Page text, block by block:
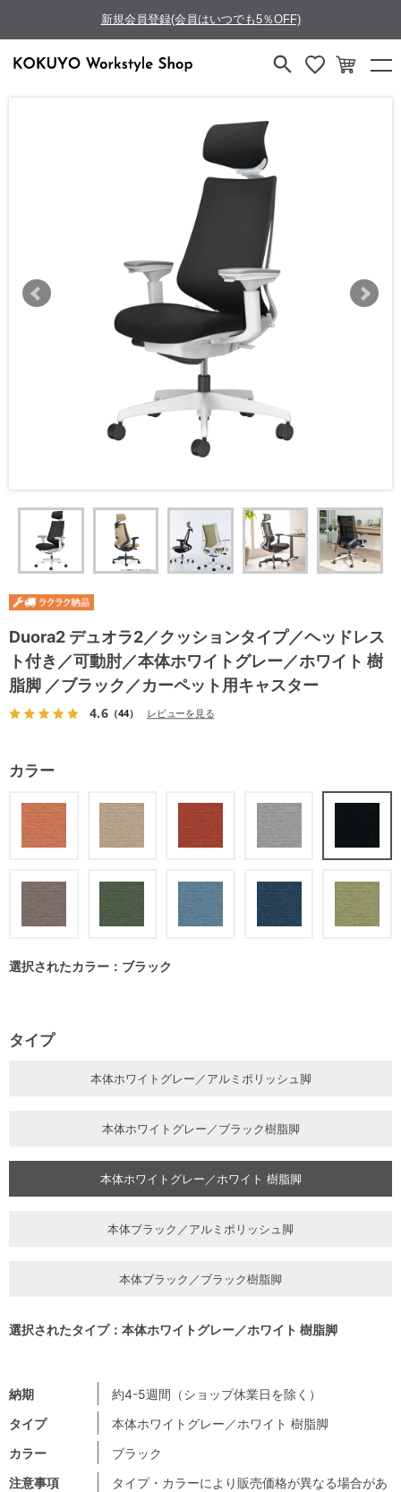
新規会員登録(会員はいつでも5％OFF)
Duora2 デュオラ2／クッションタイプ／ヘッドレス
ト付き／可動肘／本体ホワイトグレー／ホワイト 樹
脂脚 ／ブラック／カーペット用キャスター
4.6（44） レビューを見る
注意事項
タイプ・カラーにより販売価格が異なる場合があ
納期
約4-5週間（ショップ休業日を除く）
タイプ
本体ホワイトグレー／ホワイト 樹脂脚
カラー
ブラック
カラー
選択されたカラー：ブラック
タイプ
本体ホワイトグレー／アルミポリッシュ脚
本体ホワイトグレー／ブラック樹脂脚
本体ホワイトグレー／ホワイト 樹脂脚
本体ブラック／アルミポリッシュ脚
本体ブラック／ブラック樹脂脚
選択されたタイプ：本体ホワイトグレー／ホワイト 樹脂脚